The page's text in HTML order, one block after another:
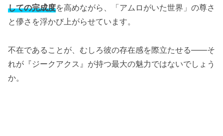
しての完成度を高めながら、「アムロがいた世界」の尊さ
と儚さを浮かび上がらせています。
不在であることが、むしろ彼の存在感を際立たせる――そ
れが『ジークアクス』が持つ最大の魅力ではないでしょう
か。